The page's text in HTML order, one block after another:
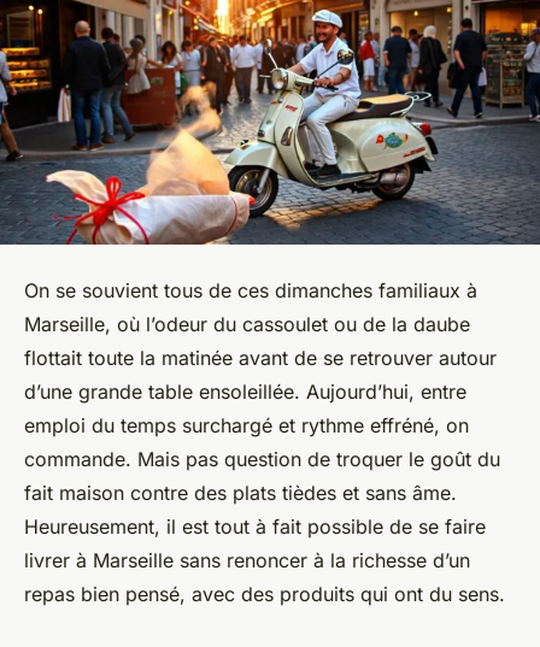
On se souvient tous de ces dimanches familiaux à
Marseille, où l’odeur du cassoulet ou de la daube
flottait toute la matinée avant de se retrouver autour
d’une grande table ensoleillée. Aujourd’hui, entre
emploi du temps surchargé et rythme effréné, on
commande. Mais pas question de troquer le goût du
fait maison contre des plats tièdes et sans âme.
Heureusement, il est tout à fait possible de se faire
livrer à Marseille sans renoncer à la richesse d’un
repas bien pensé, avec des produits qui ont du sens.